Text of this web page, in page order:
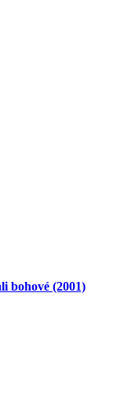
bohové (2001)